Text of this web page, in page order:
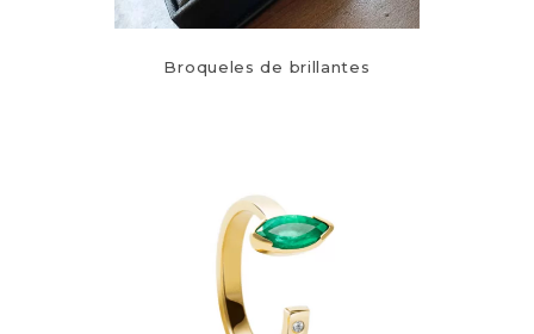
Broqueles de brillantes